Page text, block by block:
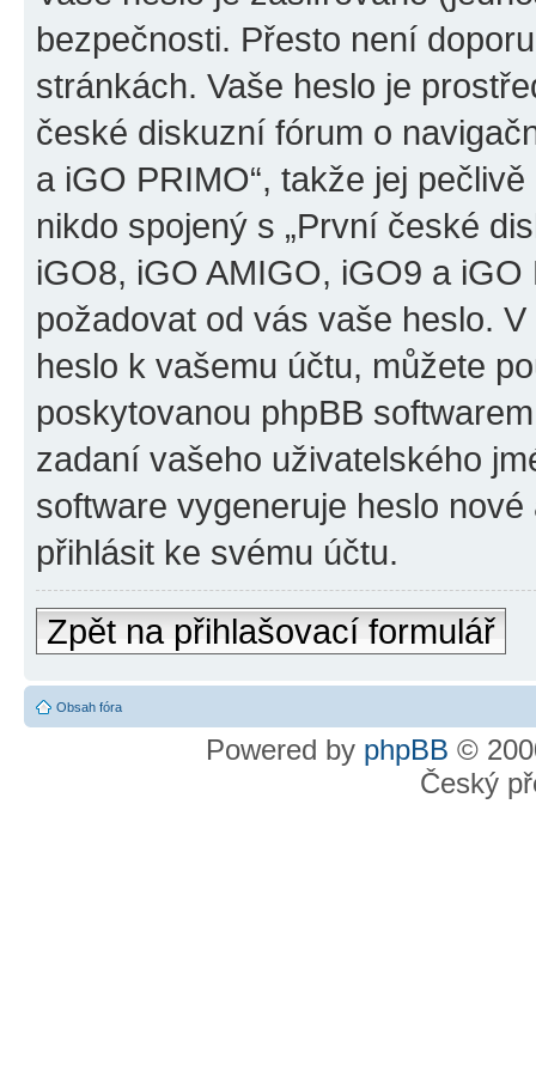
bezpečnosti. Přesto není
stránkách. Vaše heslo je
české diskuzní fórum o
a iGO PRIMO“, takže jej
nikdo spojený s „První české
iGO8, iGO AMIGO, iGO9 a
požadovat od vás vaše heslo.
heslo k vašemu účtu, můžete
poskytovanou phpBB
zadaní vašeho uživatelského
software vygeneruje heslo
přihlásit ke svému účtu.
Zpět na přihlašovací formulář
Obsah fóra
Powered by phpBB ©
Český